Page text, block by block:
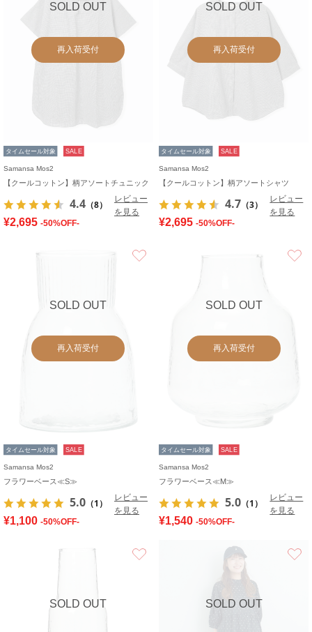
SOLD OUT
再入荷受付
タイムセール対象 SALE
Samansa Mos2
【クールコットン】柄アソートチュニック
4.4 （8）
レビュー
を見る
¥2,695 -50%OFF-
SOLD OUT
再入荷受付
タイムセール対象 SALE
Samansa Mos2
【クールコットン】柄アソートシャツ
4.7 （3）
レビュー
を見る
¥2,695 -50%OFF-
SOLD OUT
再入荷受付
タイムセール対象 SALE
Samansa Mos2
フラワーベース≪S≫
5.0 （1）
レビュー
を見る
¥1,100 -50%OFF-
SOLD OUT
再入荷受付
タイムセール対象 SALE
Samansa Mos2
フラワーベース≪M≫
5.0 （1）
レビュー
を見る
¥1,540 -50%OFF-
SOLD OUT SOLD OUT